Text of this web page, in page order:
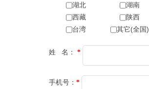
湖北
湖南
西藏
陕西
台湾
其它(全国)
姓 名： *
手机号： *